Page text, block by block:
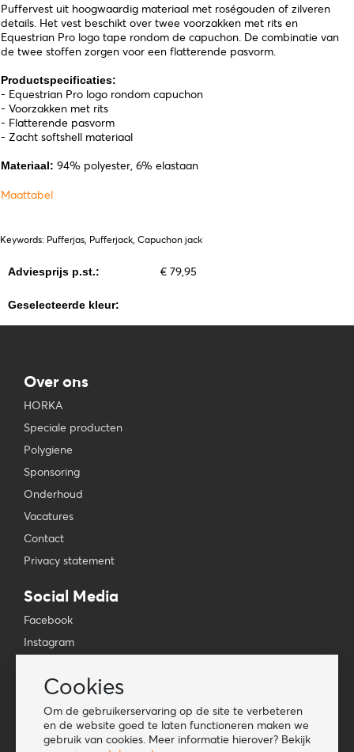
Cookies
Om de gebruikerservaring op de site te verbeteren
en de website goed te laten functioneren maken we
gebruik van cookies. Meer informatie hierover? Bekijk
Puffervest uit hoogwaardig materiaal met roségouden of zilveren
details. Het vest beschikt over twee voorzakken met rits en
Equestrian Pro logo tape rondom de capuchon. De combinatie van
de twee stoffen zorgen voor een flatterende pasvorm.
Productspecificaties:
- Equestrian Pro logo rondom capuchon
- Voorzakken met rits
- Flatterende pasvorm
- Zacht softshell materiaal
Materiaal: 94% polyester, 6% elastaan
Maattabel
Keywords: Pufferjas, Pufferjack, Capuchon jack
Adviesprijs p.st.: € 79,95
Geselecteerde kleur:
Over ons
HORKA
Speciale producten
Polygiene
Sponsoring
Onderhoud
Vacatures
Contact
Privacy statement
Social Media
Facebook
Instagram
TikTok
Tools
Lookbook